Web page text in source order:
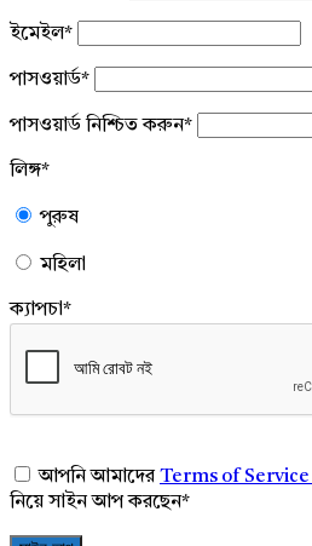
ইমেইল*
পাসওয়ার্ড*
পাসওয়ার্ড নিশ্চিত করুন*
লিঙ্গ*
পুরুষ
মহিলা
ক্যাপচা*
আপনি আমাদেরTerms of Service
নিয়ে সাইন আপ করছেন*